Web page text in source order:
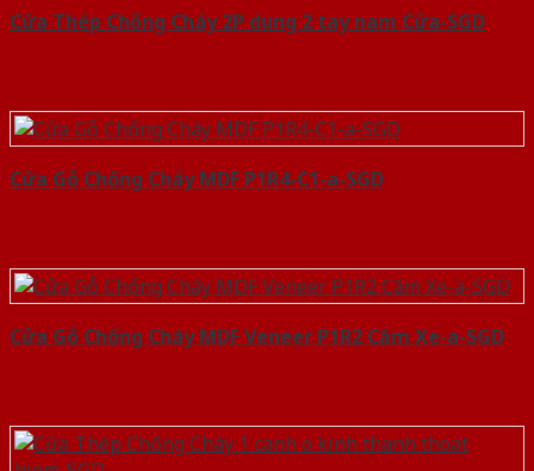
Cửa Thép Chống Cháy 2P dung 2 tay nam Cửa-SGD
Cửa Gỗ Chống Cháy MDF P1R4-C1-a-SGD
Cửa Gỗ Chống Cháy MDF Veneer P1R2 Căm Xe-a-SGD